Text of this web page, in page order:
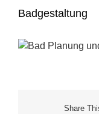
Badgestaltung
Share